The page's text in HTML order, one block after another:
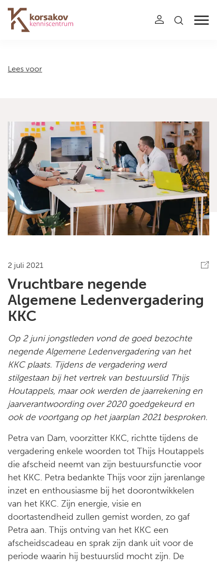
Navigation
Lees voor
2 juli 2021
Vruchtbare negende
Algemene Ledenvergadering
KKC
Op 2 juni jongstleden vond de goed bezochte
negende Algemene Ledenvergadering van het
KKC plaats. Tijdens de vergadering werd
stilgestaan bij het vertrek van bestuurslid Thijs
Houtappels, maar ook werden de jaarrekening en
jaarverantwoording over 2020 goedgekeurd en
ook de voortgang op het jaarplan 2021 besproken.
Petra van Dam, voorzitter KKC, richtte tijdens de
vergadering enkele woorden tot Thijs Houtappels
die afscheid neemt van zijn bestuursfunctie voor
het KKC. Petra bedankte Thijs voor zijn jarenlange
inzet en enthousiasme bij het doorontwikkelen
van het KKC. Zijn energie, visie en
doortastendheid zullen gemist worden, zo gaf
Petra aan. Thijs ontving van het KKC een
afscheidscadeau en sprak zijn dank uit voor de
periode waarin hij bestuurslid mocht zijn. De